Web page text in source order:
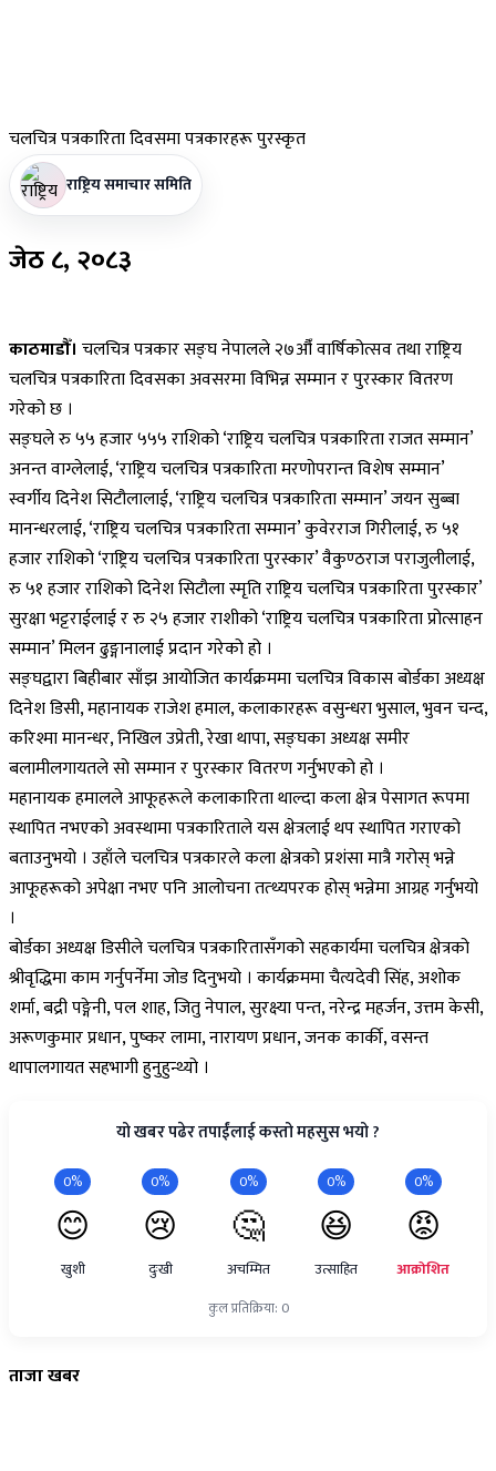
चलचित्रपत्रकारिता दिवसमा पत्रकारहरू पुरस्कृत
राष्ट्रिय समाचार समिति
जेठ८, २०८३
काठमाडौँ। चलचित्र पत्रकार सङ्घ नेपालले २७औँ वार्षिकोत्सव तथा राष्ट्रिय
चलचित्र पत्रकारिता दिवसका अवसरमा विभिन्न सम्मान र पुरस्कार वितरण
गरेको छ ।
सङ्घले रु ५५ हजार ५५५ राशिको ‘राष्ट्रिय चलचित्र पत्रकारिता राजत सम्मान’
अनन्त वाग्लेलाई, ‘राष्ट्रिय चलचित्र पत्रकारिता मरणोपरान्त विशेष सम्मान’
स्वर्गीय दिनेश सिटौलालाई, ‘राष्ट्रिय चलचित्र पत्रकारिता सम्मान’ जयन सुब्बा
मानन्धरलाई, ‘राष्ट्रिय चलचित्र पत्रकारिता सम्मान’ कुवेरराज गिरीलाई, रु ५१
हजार राशिको ‘राष्ट्रिय चलचित्र पत्रकारिता पुरस्कार’ वैकुण्ठराज पराजुलीलाई,
रु ५१ हजार राशिको दिनेश सिटौला स्मृति राष्ट्रिय चलचित्र पत्रकारिता पुरस्कार’
सुरक्षा भट्टराईलाई र रु २५ हजार राशीको ‘राष्ट्रिय चलचित्र पत्रकारिता प्रोत्साहन
सम्मान’ मिलन ढुङ्गानालाई प्रदान गरेको हो ।
सङ्घद्वारा बिहीबार साँझ आयोजित कार्यक्रममा चलचित्र विकास बोर्डका अध्यक्ष
दिनेश डिसी, महानायक राजेश हमाल, कलाकारहरू वसुन्धरा भुसाल, भुवन चन्द,
करिश्मा मानन्धर, निखिल उप्रेती, रेखा थापा, सङ्घका अध्यक्ष समीर
बलामीलगायतले सो सम्मान र पुरस्कार वितरण गर्नुभएको हो ।
महानायक हमालले आफूहरूले कलाकारिता थाल्दा कला क्षेत्र पेसागत रूपमा
स्थापित नभएको अवस्थामा पत्रकारिताले यस क्षेत्रलाई थप स्थापित गराएको
बताउनुभयो । उहाँले चलचित्र पत्रकारले कला क्षेत्रको प्रशंसा मात्रै गरोस् भन्ने
आफूहरूको अपेक्षा नभए पनि आलोचना तत्थ्यपरक होस् भन्नेमा आग्रह गर्नुभयो
।
बोर्डका अध्यक्ष डिसीले चलचित्र पत्रकारितासँगको सहकार्यमा चलचित्र क्षेत्रको
श्रीवृद्धिमा काम गर्नुपर्नेमा जोड दिनुभयो । कार्यक्रममा चैत्यदेवी सिंह, अशोक
शर्मा, बद्री पङ्गेनी, पल शाह, जितु नेपाल, सुरक्ष्या पन्त, नरेन्द्र महर्जन, उत्तम केसी,
अरूणकुमार प्रधान, पुष्कर लामा, नारायण प्रधान, जनक कार्की, वसन्त
थापालगायत सहभागी हुनुहुन्थ्यो ।
यो खबर पढेर तपाईंलाई कस्तो महसुस भयो ?
0%
😊
खुशी
0%
😢
दुःखी
0%
🤔
अचम्मित
0%
😆
उत्साहित
0%
😡
आक्रोशित
कुल प्रतिक्रिया: 0
ताजाखबर